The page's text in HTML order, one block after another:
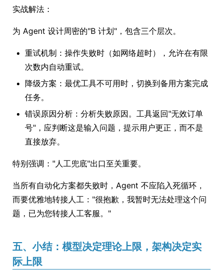
实战解法：
为 Agent 设计周密的"B 计划"，包含三个层次。
重试机制：操作失败时（如网络超时），允许在有限
次数内自动重试。
降级方案：最优工具不可用时，切换到备用方案完成
任务。
错误原因分析：分析失败原因。工具返回"无效订单
号"，应判断这是输入问题，提示用户更正，而不是
直接放弃。
特别强调："人工兜底"出口至关重要。
当所有自动化方案都失败时，Agent 不应陷入死循环，
而要优雅地转接人工："很抱歉，我暂时无法处理这个问
题，已为您转接人工客服。"
五、小结：模型决定理论上限，架构决定实
际上限